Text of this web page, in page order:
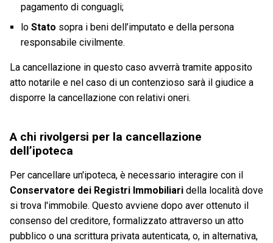
pagamento di conguagli;
lo Stato sopra i beni dell’imputato e della persona
responsabile civilmente.
La cancellazione in questo caso avverrà tramite apposito
atto notarile e nel caso di un contenzioso sarà il giudice a
disporre la cancellazione con relativi oneri.
A chi rivolgersi per la cancellazione
dell’ipoteca
Per cancellare un'ipoteca, è necessario interagire con il
Conservatore dei Registri Immobiliari della località dove
si trova l'immobile. Questo avviene dopo aver ottenuto il
consenso del creditore, formalizzato attraverso un atto
pubblico o una scrittura privata autenticata, o, in alternativa,